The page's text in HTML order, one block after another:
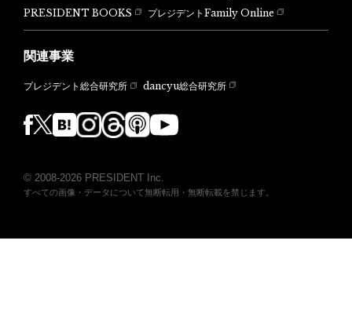
PRESIDENT BOOKS
プレジデントFamily Online
関連事業
プレジデント総合研究所 dancyu総合研究所
© 2008-2026 PRESIDENT Inc.
すべての画像・データについて無断転用・無断転載を禁じます。